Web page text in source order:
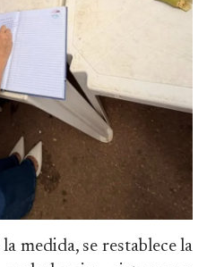
medida, se restablece la